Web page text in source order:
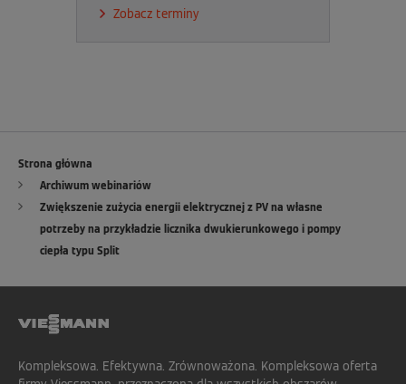
Zobacz terminy
Strona główna
Archiwum webinariów
Zwiększenie zużycia energii elektrycznej z PV na własne
potrzeby na przykładzie licznika dwukierunkowego i pompy
ciepła typu Split
Kompleksowa. Efektywna. Zrównoważona. Kompleksowa oferta